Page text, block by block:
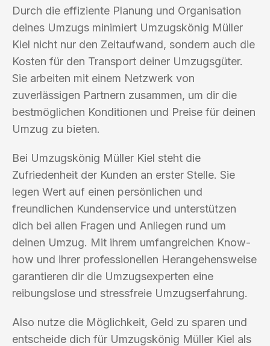
Durch die effiziente Planung und Organisation
deines Umzugs minimiert Umzugskönig Müller
Kiel nicht nur den Zeitaufwand, sondern auch die
Kosten für den Transport deiner Umzugsgüter.
Sie arbeiten mit einem Netzwerk von
zuverlässigen Partnern zusammen, um dir die
bestmöglichen Konditionen und Preise für deinen
Umzug zu bieten.
Bei Umzugskönig Müller Kiel steht die
Zufriedenheit der Kunden an erster Stelle. Sie
legen Wert auf einen persönlichen und
freundlichen Kundenservice und unterstützen
dich bei allen Fragen und Anliegen rund um
deinen Umzug. Mit ihrem umfangreichen Know-
how und ihrer professionellen Herangehensweise
garantieren dir die Umzugsexperten eine
reibungslose und stressfreie Umzugserfahrung.
Also nutze die Möglichkeit, Geld zu sparen und
entscheide dich für Umzugskönig Müller Kiel als